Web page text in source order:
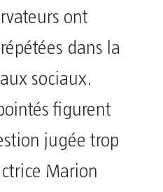
ont
dans la
sociaux.
figurent
jugée trop
Marion